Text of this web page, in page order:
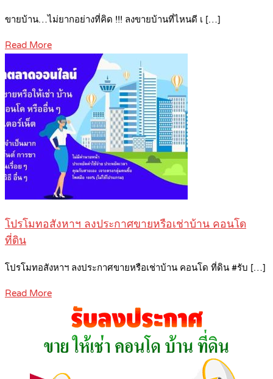
ขายบ้าน…ไม่ยากอย่างที่คิด !!! ลงขายบ้านที่ไหนดี เ […]
Read More
โปรโมทอสังหาฯ ลงประกาศขายหรือเช่าบ้าน คอนโด
ที่ดิน
โปรโมทอสังหาฯ ลงประกาศขายหรือเช่าบ้าน คอนโด ที่ดิน #รับ […]
Read More